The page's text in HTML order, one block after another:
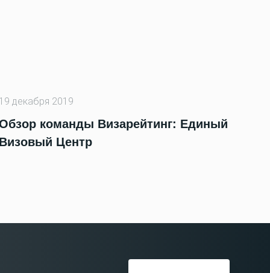
декабря 2019
команды Визарейтинг: Единый
Центр